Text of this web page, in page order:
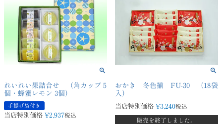
れいれい果詰合せ （角カップ 5
個・蜂蜜レモン 3個）
手提げ袋付き
当店特別価格 ¥2,937税込
おかき 冬色揃 FU-30 （18袋
入）
当店特別価格 ¥3,240税込
販売を終了しました。